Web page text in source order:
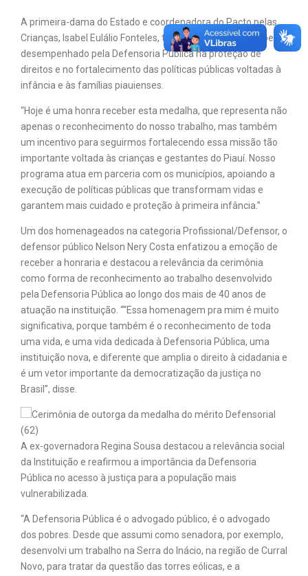
A primeira-dama do Estado e coordenadora do Pacto pelas
Crianças, Isabel Eulálio Fonteles, também ressaltou o papel
desempenhado pela Defensoria Pública na proteção de
direitos e no fortalecimento das políticas públicas voltadas à
infância e às famílias piauienses.
“Hoje é uma honra receber esta medalha, que representa não
apenas o reconhecimento do nosso trabalho, mas também
um incentivo para seguirmos fortalecendo essa missão tão
importante voltada às crianças e gestantes do Piauí. Nosso
programa atua em parceria com os municípios, apoiando a
execução de políticas públicas que transformam vidas e
garantem mais cuidado e proteção à primeira infância.”
Um dos homenageados na categoria Profissional/Defensor, o
defensor público Nelson Nery Costa enfatizou a emoção de
receber a honraria e destacou a relevância da cerimônia
como forma de reconhecimento ao trabalho desenvolvido
pela Defensoria Pública ao longo dos mais de 40 anos de
atuação na instituição. ““Essa homenagem pra mim é muito
significativa, porque também é o reconhecimento de toda
uma vida, e uma vida dedicada à Defensoria Pública, uma
instituição nova, e diferente que amplia o direito à cidadania e
é um vetor importante da democratização da justiça no
Brasil”, disse.
A ex-governadora Regina Sousa destacou a relevância social
da Instituição e reafirmou a importância da Defensoria
Pública no acesso à justiça para a população mais
vulnerabilizada.
“A Defensoria Pública é o advogado público, é o advogado
dos pobres. Desde que assumi como senadora, por exemplo,
desenvolvi um trabalho na Serra do Inácio, na região de Curral
Novo, para tratar da questão das torres eólicas, e a